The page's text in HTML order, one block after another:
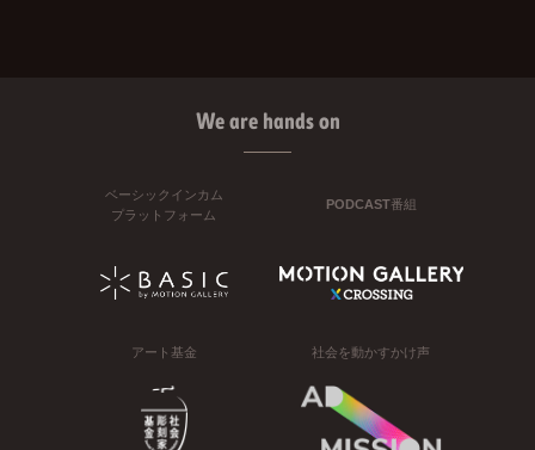
We are hands on
ベーシックインカム
プラットフォーム
PODCAST番組
アート基金 社会を動かすかけ声